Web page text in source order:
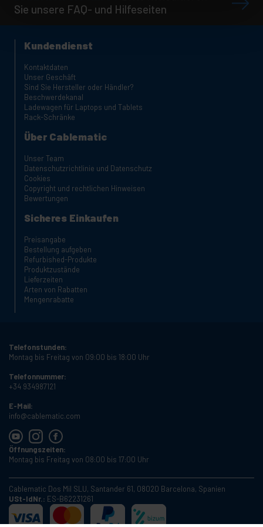
Sie unsere FAQ- und Hilfeseiten
Kundendienst
Kontaktdaten
Unser Geschäft
Sind Sie Hersteller oder Händler?
Beschwerdekanal
Ladewagen für Laptops und Tablets
Rack-Schränke
Über Cablematic
Unser Team
Datenschutzrichtlinie und Datenschutz
Cookies
Copyright und rechtlichen Hinweisen
Bewertungen
Sicheres Einkaufen
Preisangabe
Bestellung aufgeben
Refurbished-Produkte
Produktzustände
Lieferzeiten
Arten von Rabatten
Mengenrabatte
Telefonstunden:
Montag bis Freitag von 09:00 bis 18:00 Uhr
Telefonnummer:
+34 934987121
E-Mail:
info@cablematic.com
Öffnungszeiten:
Montag bis Freitag von 08:00 bis 17:00 Uhr
Cablematic Dos Mil SLU, Santander 61, 08020 Barcelona, Spanien
USt-IdNr.: ES-B62231261